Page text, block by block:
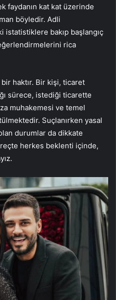
faydanın kat kat üzerinde
böyledir. Adli
istatistiklere bakıp başlangıç
rica
haktır. Bir kişi, ticaret
sürece, istediği ticarette
muhakemesi ve temel
Suçlanırken yasal
durumlar da dikkate
herkes beklenti içinde,